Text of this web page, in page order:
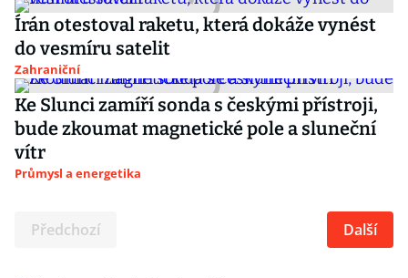
Írán otestoval raketu, která dokáže vynést
do vesmíru satelit
Zahraniční
Ke Slunci zamíří sonda s českými přístroji,
bude zkoumat magnetické pole a sluneční
vítr
Průmysl a energetika
Předchozí Další